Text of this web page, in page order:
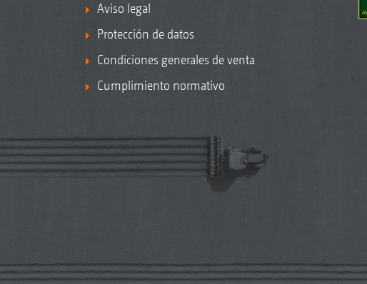
Aviso legal
Protección de datos
Condiciones generales de venta
Cumplimiento normativo